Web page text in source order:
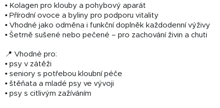
• Kolagen pro klouby a pohybový aparát
• Přírodní ovoce a byliny pro podporu vitality
• Vhodné jako odměna i funkční doplněk každodenní výživy
• Šetrně sušené nebo pečené – pro zachování živin a chuti
📍 Vhodné pro:
• psy v zátěži
• seniory s potřebou kloubní péče
• štěňata a mladé psy ve vývoji
• psy s citlivým zažíváním